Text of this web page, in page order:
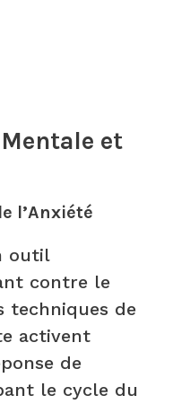
et
l’Anxiété
outil
contre le
techniques de
activent
de
le cycle du